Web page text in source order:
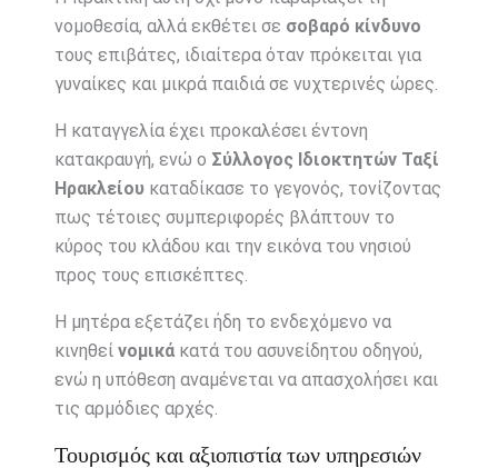
νομοθεσία, αλλά εκθέτει σε σοβαρό κίνδυνο
τους επιβάτες, ιδιαίτερα όταν πρόκειται για
γυναίκες και μικρά παιδιά σε νυχτερινές ώρες.
Η καταγγελία έχει προκαλέσει έντονη
κατακραυγή, ενώ ο Σύλλογος Ιδιοκτητών Ταξί
Ηρακλείουκαταδίκασε το γεγονός, τονίζοντας
πως τέτοιες συμπεριφορές βλάπτουν το
κύρος του κλάδου και την εικόνα του νησιού
προς τους επισκέπτες.
Η μητέρα εξετάζει ήδη το ενδεχόμενο να
κινηθεί νομικάκατά του ασυνείδητου οδηγού,
ενώ η υπόθεση αναμένεται να απασχολήσει και
τις αρμόδιες αρχές.
Τουρισμός και αξιοπιστία των υπηρεσιών